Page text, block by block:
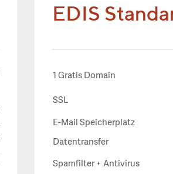
EDIS
1 Gratis Domain
SSL
E-Mail Speicherplatz
Datentransfer
Spamfilter + Antivirus